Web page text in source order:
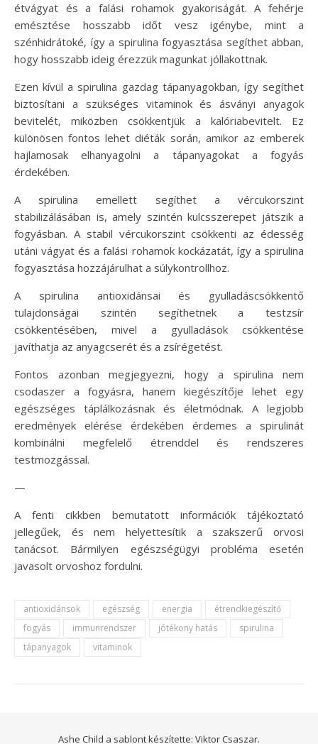
étvágyat és a falási rohamok gyakoriságát. A fehérje
emésztése hosszabb időt vesz igénybe, mint a
szénhidrátoké, így a spirulina fogyasztása segíthet abban,
hogy hosszabb ideig érezzük magunkat jóllakottnak.
Ezen kívül a spirulina gazdag tápanyagokban, így segíthet
biztosítani a szükséges vitaminok és ásványi anyagok
bevitelét, miközben csökkentjük a kalóriabevitelt. Ez
különösen fontos lehet diéták során, amikor az emberek
hajlamosak elhanyagolni a tápanyagokat a fogyás
érdekében.
A spirulina emellett segíthet a vércukorszint
stabilizálásában is, amely szintén kulcsszerepet játszik a
fogyásban. A stabil vércukorszint csökkenti az édesség
utáni vágyat és a falási rohamok kockázatát, így a spirulina
fogyasztása hozzájárulhat a súlykontrollhoz.
A spirulina antioxidánsai és gyulladáscsökkentő
tulajdonságai szintén segíthetnek a testzsír
csökkentésében, mivel a gyulladások csökkentése
javíthatja az anyagcserét és a zsírégetést.
Fontos azonban megjegyezni, hogy a spirulina nem
csodaszer a fogyásra, hanem kiegészítője lehet egy
egészséges táplálkozásnak és életmódnak. A legjobb
eredmények elérése érdekében érdemes a spirulinát
kombinálni megfelelő étrenddel és rendszeres
testmozgással.
—
A fenti cikkben bemutatott információk tájékoztató
jellegűek, és nem helyettesítik a szakszerű orvosi
tanácsot. Bármilyen egészségügyi probléma esetén
javasolt orvoshoz fordulni.
antioxidánsok egészség energia
étrendkiegészítő
fogyás
immunrendszer jótékony hatás
spirulina
tápanyagok
vitaminok
Ashe Child a sablont készítette: Viktor Csaszar.